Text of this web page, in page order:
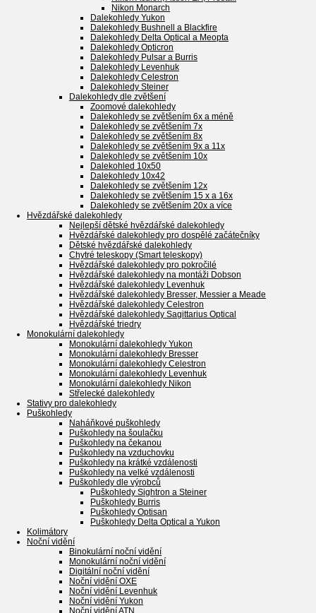
Nikon Monarch
Dalekohledy Yukon
Dalekohledy Bushnell a Blackfire
Dalekohledy Delta Optical a Meopta
Dalekohledy Opticron
Dalekohledy Pulsar a Burris
Dalekohledy Levenhuk
Dalekohledy Celestron
Dalekohledy Steiner
Dalekohledy dle zvětšení
Zoomové dalekohledy
Dalekohledy se zvětšením 6x a méně
Dalekohledy se zvětšením 7x
Dalekohledy se zvětšením 8x
Dalekohledy se zvětšením 9x a 11x
Dalekohledy se zvětšením 10x
Dalekohled 10x50
Dalekohledy 10x42
Dalekohledy se zvětšením 12x
Dalekohledy se zvětšením 15 x a 16x
Dalekohledy se zvětšením 20x a více
Hvězdářské dalekohledy
Nejlepší dětské hvězdářské dalekohledy
Hvězdářské dalekohledy pro dospělé začátečníky
Dětské hvězdářské dalekohledy
Chytré teleskopy (Smart teleskopy)
Hvězdářské dalekohledy pro pokročilé
Hvězdářské dalekohledy na montáži Dobson
Hvězdářské dalekohledy Levenhuk
Hvězdářské dalekohledy Bresser, Messier a Meade
Hvězdářské dalekohledy Celestron
Hvězdářské dalekohledy Sagittarius Optical
Hvězdářské triedry
Monokulární dalekohledy
Monokulární dalekohledy Yukon
Monokulární dalekohledy Bresser
Monokulární dalekohledy Celestron
Monokulární dalekohledy Levenhuk
Monokulární dalekohledy Nikon
Střelecké dalekohledy
Stativy pro dalekohledy
Puškohledy
Naháňkové puškohledy
Puškohledy na šoulačku
Puškohledy na čekanou
Puškohledy na vzduchovku
Puškohledy na krátké vzdálenosti
Puškohledy na velké vzdálenosti
Puškohledy dle výrobců
Puškohledy Sightron a Steiner
Puškohledy Burris
Puškohledy Optisan
Puškohledy Delta Optical a Yukon
Kolimátory
Noční vidění
Binokulární noční vidění
Monokulární noční vidění
Digitální noční vidění
Noční vidění OXE
Noční vidění Levenhuk
Noční vidění Yukon
Noční vidění ATN